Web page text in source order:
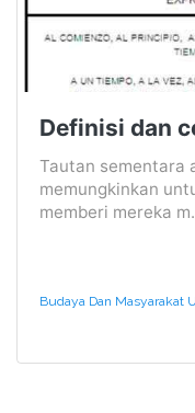
Definisi dan
Tautan sementara
memungkinkan
memberi mereka
Budaya Dan Masyarakat